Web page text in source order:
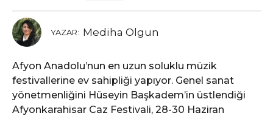
YAZAR: Mediha Olgun
Afyon Anadolu’nun en uzun soluklu müzik
festivallerine ev sahipliği yapıyor. Genel sanat
yönetmenliğini Hüseyin Başkadem’in üstlendiği
Afyonkarahisar Caz Festivali, 28-30 Haziran